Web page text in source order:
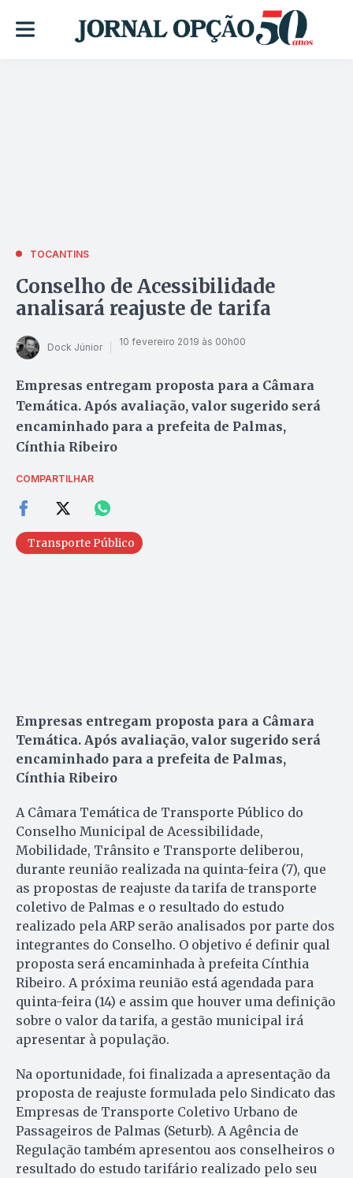
TOCANTINS
Conselho de Acessibilidade
analisará reajuste de tarifa
Dock Júnior 10 fevereiro 2019 às 00h00
Empresas entregam proposta para a Câmara
Temática. Após avaliação, valor sugerido será
encaminhado para a prefeita de Palmas,
Cínthia Ribeiro
COMPARTILHAR
Transporte Público
Empresas entregam proposta para a Câmara
Temática. Após avaliação, valor sugerido será
encaminhado para a prefeita de Palmas,
Cínthia Ribeiro
A Câmara Temática de Transporte Público do
Conselho Municipal de Acessibilidade,
Mobilidade, Trânsito e Transporte deliberou,
durante reunião realizada na quinta-feira (7), que
as propostas de reajuste da tarifa de transporte
coletivo de Palmas e o resultado do estudo
realizado pela ARP serão analisados por parte dos
integrantes do Conselho. O objetivo é definir qual
proposta será encaminhada à prefeita Cínthia
Ribeiro. A próxima reunião está agendada para
quinta-feira (14) e assim que houver uma definição
sobre o valor da tarifa, a gestão municipal irá
apresentar à população.
Na oportunidade, foi finalizada a apresentação da
proposta de reajuste formulada pelo Sindicato das
Empresas de Transporte Coletivo Urbano de
Passageiros de Palmas (Seturb). A Agência de
Regulação também apresentou aos conselheiros o
resultado do estudo tarifário realizado pelo seu